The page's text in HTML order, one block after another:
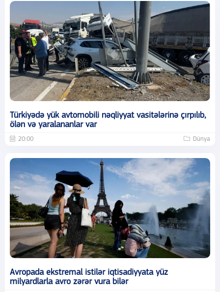
Türkiyədə yük avtomobili nəqliyyat vasitələrinə çırpılıb,
ölən və yaralananlar var
20:00 Dünya
Avropada ekstremal istilər iqtisadiyyata yüz
milyardlarla avro zərər vura bilər